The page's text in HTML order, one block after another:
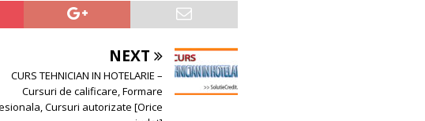
NEXT
CURS TEHNICIAN IN HOTELARIE –
Cursuri de calificare, Formare
Cursuri autorizate [Orice